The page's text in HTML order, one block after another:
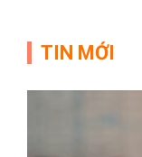
TIN MỚI